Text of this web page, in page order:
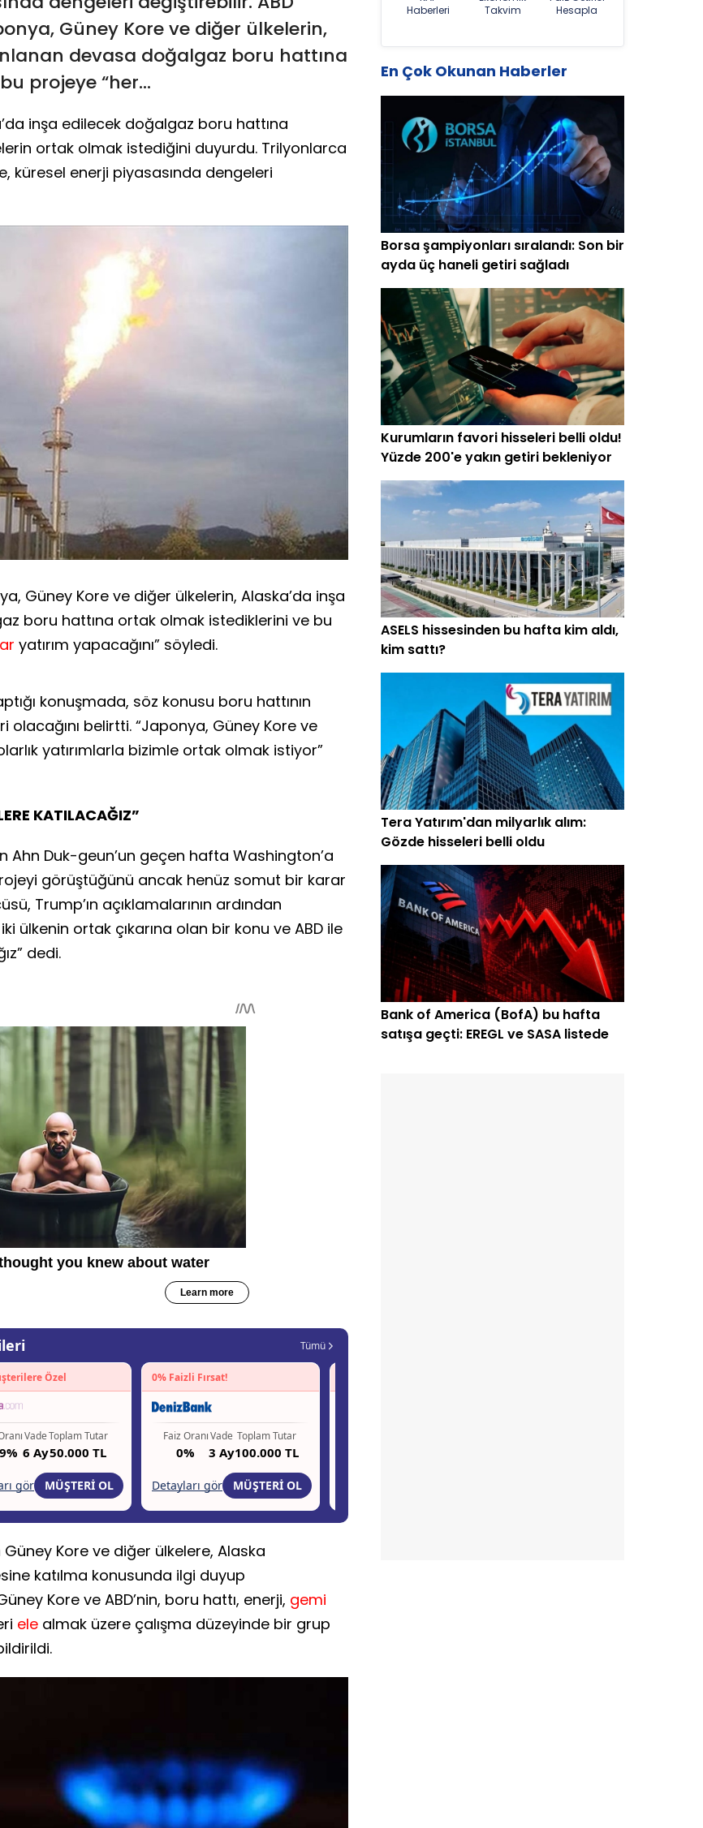
Güney Kore ve diğer ülkelerin,
devasa doğalgaz boru hattına
projeye “her...
inşa edilecek doğalgaz boru hattına
ortak olmak istediğini duyurdu. Trilyonlarca
küresel enerji piyasasında dengeleri
Güney Kore ve diğer ülkelerin, Alaska’da inşa
boru hattına ortak olmak istediklerini ve bu
yatırım yapacağını” söyledi.
konuşmada, söz konusu boru hattının
belirtti. “Japonya, Güney Kore ve
yatırımlarla bizimle ortak olmak istiyor”
KATILACAĞIZ”
Ahn Duk-geun’un geçen hafta Washington’a
görüştüğünü ancak henüz somut bir karar
Trump’ın açıklamalarının ardından
ülkenin ortak çıkarına olan bir konu ve ABD ile
dedi.
Güney Kore ve diğer ülkelere, Alaska
katılma konusunda ilgi duyup
Kore ve ABD’nin, boru hattı, enerji, gemi
ele almak üzere çalışma düzeyinde bir grup
Haberleri
Takvim
Hesapla
En Çok Okunan Haberler
Borsa şampiyonları sıralandı: Son bir
ayda üç haneli getiri sağladı
Kurumların favori hisseleri belli oldu!
Yüzde 200'e yakın getiri bekleniyor
ASELS hissesinden bu hafta kim aldı,
kim sattı?
Tera Yatırım'dan milyarlık alım:
Gözde hisseleri belli oldu
Bank of America (BofA) bu hafta
satışa geçti: EREGL ve SASA listede